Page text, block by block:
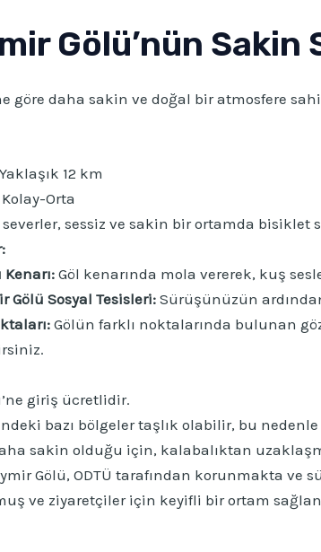
Gölü’nün Sakin
göre daha sakin ve doğal bir atmosfere
12 km
Orta
sessiz ve sakin bir ortamda bisiklet
Göl kenarında mola vererek, kuş
Gölü Sosyal Tesisleri: Sürüşünüzün
Gölün farklı noktalarında bulunan
giriş ücretlidir.
bazı bölgeler taşlık olabilir, bu
sakin olduğu için, kalabalıktan
Gölü, ODTÜ tarafından korunmakta ve
ve ziyaretçiler için keyifli bir ortam